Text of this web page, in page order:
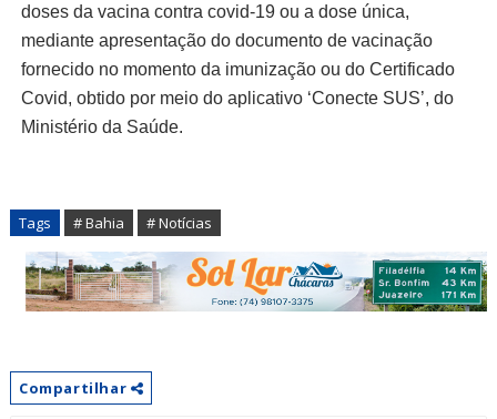
doses da vacina contra covid-19 ou a dose única,
mediante apresentação do documento de vacinação
fornecido no momento da imunização ou do Certificado
Covid, obtido por meio do aplicativo ‘Conecte SUS’, do
Ministério da Saúde.
Tags # Bahia # Notícias
Compartilhar